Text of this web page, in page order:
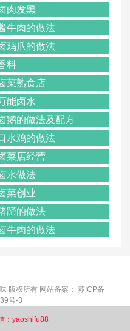
肉发黑
牛肉的做法
鸡爪的做法
料
菜熟食店
能卤水
鹅的做法及配方
水鸡的做法
菜店经营
水做法
菜创业
蹄的做法
牛肉的做法
版权所有 网站备案： 苏ICP备
号-3
：yaoshifu88